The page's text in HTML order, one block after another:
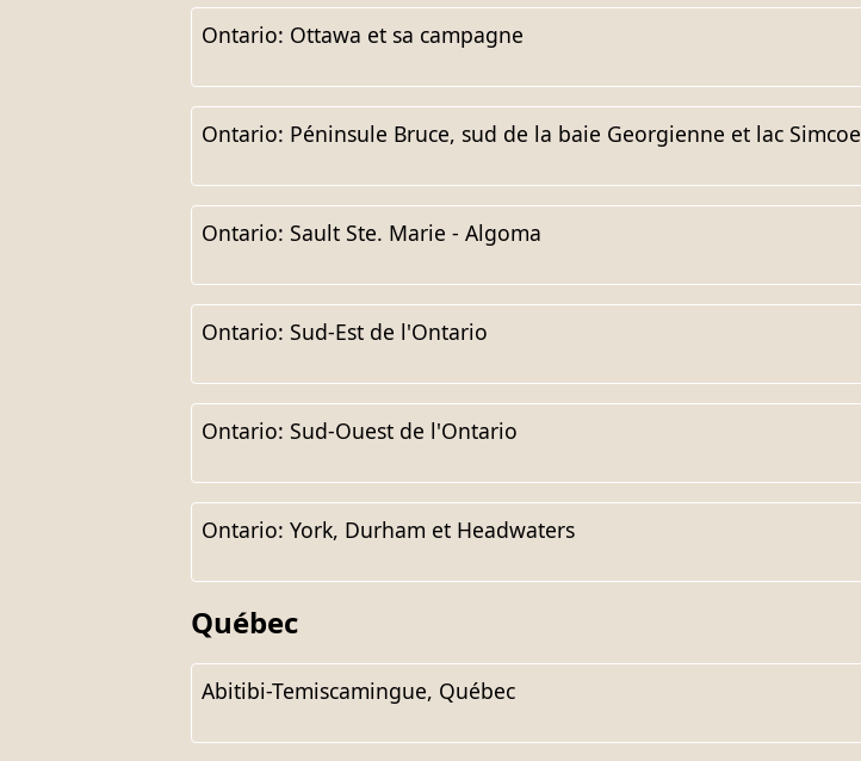
Ontario: Ottawa et sa campagne
Ontario: Péninsule Bruce, sud de la baie Georgienne et lac Simcoe
Ontario: Sault Ste. Marie - Algoma
Ontario: Sud-Est de l'Ontario
Ontario: Sud-Ouest de l'Ontario
Ontario: York, Durham et Headwaters
Québec
Abitibi-Temiscamingue, Québec